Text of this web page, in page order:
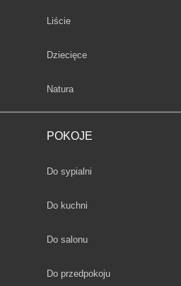
Fototapety
Liście
Fototapety
Dziecięce
Fototapety
Natura
POKOJE
Fototapety
Do sypialni
Fototapety
Do kuchni
Fototapety
Do salonu
Fototapety
Do przedpokoju